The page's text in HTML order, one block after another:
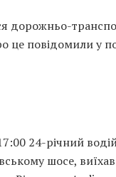
дорожньо-
це повідомили у
24-річний
шосе, виїхав